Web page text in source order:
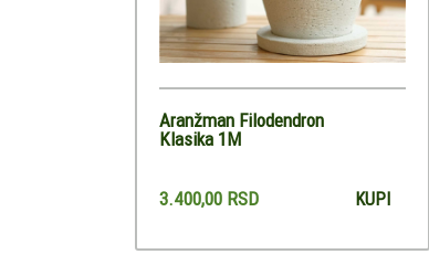
Aranžman Filodendron
Klasika 1M
3.400,00 RSD KUPI